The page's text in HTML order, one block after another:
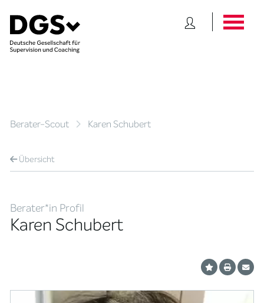
Berater-Scout Karen Schubert
Übersicht
Berater*in Profil
Karen Schubert